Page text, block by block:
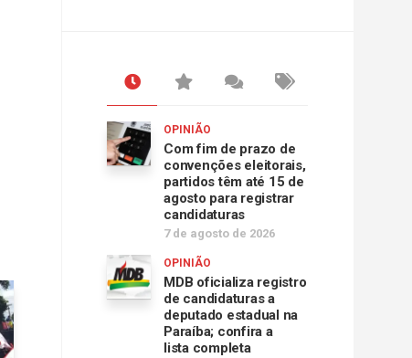
OPINIÃO
Com fim de prazo de
convenções eleitorais,
partidos têm até 15 de
agosto para registrar
candidaturas
7 de agosto de 2026
OPINIÃO
MDB oficializa registro
de candidaturas a
deputado estadual na
Paraíba; confira a
lista completa